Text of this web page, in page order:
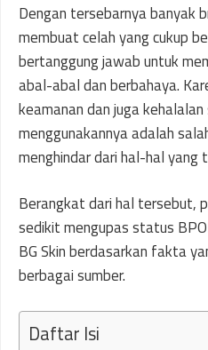
Dengan tersebarnya banyak
membuat celah yang cukup
bertanggung jawab untuk
abal-abal dan berbahaya.
keamanan dan juga
menggunakannya adalah
menghindar dari hal-hal yang
Berangkat dari hal tersebut,
sedikit mengupas status
BG Skin berdasarkan fakta
berbagai sumber.
Daftar Isi